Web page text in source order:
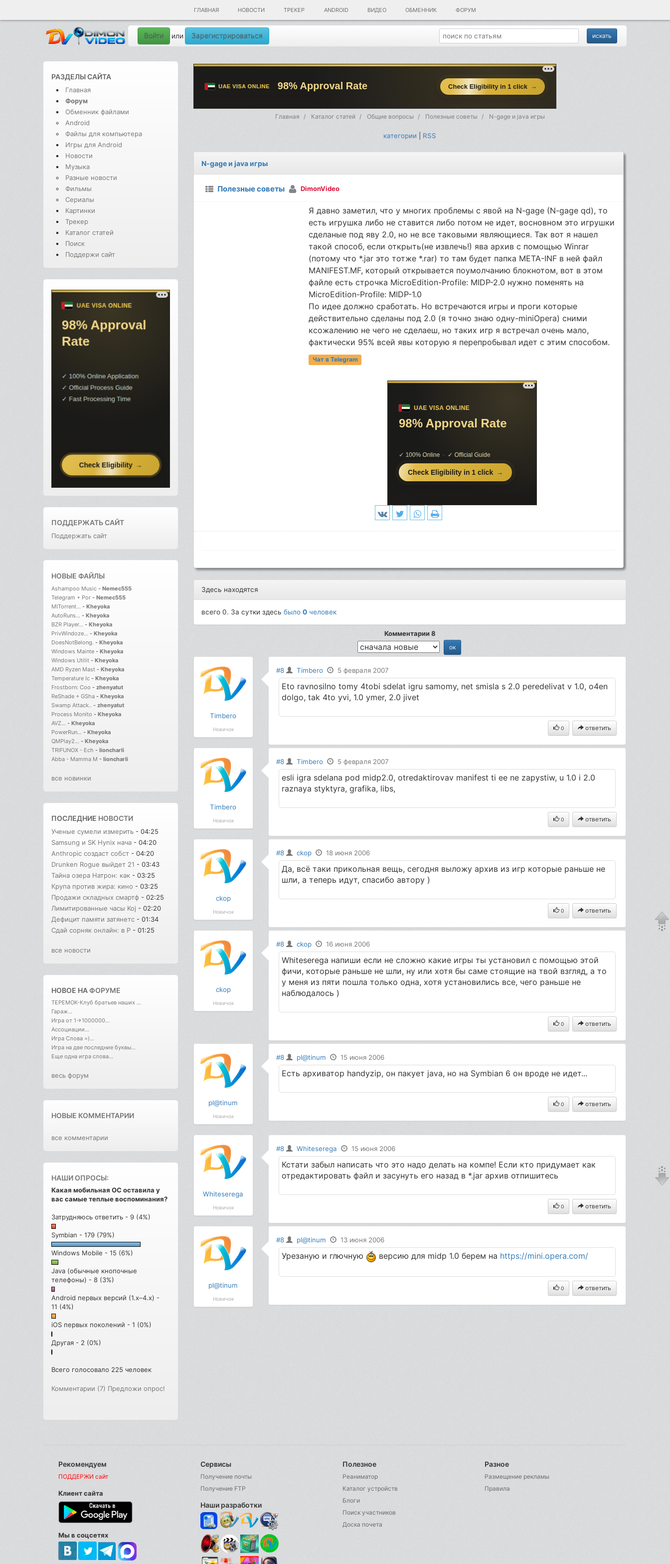
ГЛАВНАЯ НОВОСТИ ТРЕКЕР ANDROID ВИДЕО ОБМЕННИК ФОРУМ
Войти или Зарегистрироваться
РАЗДЕЛЫ САЙТА
Главная
Форум
Обменник файлами
Android
Файлы для компьютера
Игры для Android
Новости
Музыка
Разные новости
Фильмы
Сериалы
Картинки
Трекер
Каталог статей
Поиск
Поддержи сайт
ПОДДЕРЖАТЬ САЙТ
Поддержать сайт
НОВЫЕ ФАЙЛЫ
Ashampoo Music - Nemec555
Telegram + Por - Nemec555
MITorrent... - Kheyoka
AutoRuns... - Kheyoka
BZR Player... - Kheyoka
PrivWindoze... - Kheyoka
DoesNotBelong. - Kheyoka
Windows Mainte - Kheyoka
Windows Utilit - Kheyoka
AMD Ryzen Mast - Kheyoka
Temperature Ic - Kheyoka
Frostborn: Coo - zhenyatut
ReShade + GSha - Kheyoka
Swamp Attack.. - zhenyatut
Process Monito - Kheyoka
AVZ... - Kheyoka
PowerRun... - Kheyoka
QMPlay2... - Kheyoka
TRIFUNOX - Ech - lioncharli
Abba - Mamma M - lioncharli
все новинки
ПОСЛЕДНИЕ НОВОСТИ
Ученые сумели измерить - 04:25
Samsung и SK Hynix нача - 04:20
Anthropic создаст собст - 04:20
Drunken Rogue выйдет 21 - 03:43
Тайна озера Натрон: как - 03:25
Крупа против жира: кино - 03:25
Продажи складных смартф - 02:25
Лимитированные часы Koj - 02:20
Дефицит памяти затянетс - 01:34
Сдай сорняк онлайн: в Р - 01:25
все новости
НОВОЕ НАФОРУМЕ
ТЕРЕМОК-Клуб братьев наших ...
Гараж...
Игра от 1->1000000...
Ассоциации...
Игра Слова =)...
Игра на две последние буквы...
Еще одна игра слова...
весь форум
НОВЫЕ КОММЕНТАРИИ
все комментарии
НАШИ ОПРОСЫ:
Какая мобильная ОС оставила у
вас самые теплые воспоминания?
Затрудняюсь ответить - 9 (4%)
Symbian - 179 (79%)
Windows Mobile - 15 (6%)
Java (обычные кнопочные
телефоны) - 8 (3%)
Android первых версий (1.x–4.x) -
11 (4%)
iOS первых поколений - 1 (0%)
Другая - 2 (0%)
Всего голосовало 225 человек
Комментарии (7) Предложи опрос!
Главная Каталог статей Общие вопросы Полезные советы N-gage и java игры
категории RSS
N-gage и java игры
Полезные советы DimonVideo
Я давно заметил, что у многих проблемы с явой на N-gage (N-gage qd), то
есть игрушка либо не ставится либо потом не идет, восновном это игрушки
сделаные под яву 2.0, но не все таковыми являющиеся. Так вот я нашел
такой способ, если открыть(не извлечь!) ява архив с помощью Winrar
(потому что *.jar это тотже *.rar) то там будет папка META-INF в ней файл
MANIFEST.MF, который открывается поумолчанию блокнотом, вот в этом
файле есть строчка MicroEdition-Profile: MIDP-2.0 нужно поменять на
MicroEdition-Profile: MIDP-1.0
По идее должно сработать. Но встречаются игры и проги которые
действительно сделаны под 2.0 (я точно знаю одну-miniOpera) сними
ксожалению не чего не сделаеш, но таких игр я встречал очень мало,
фактически 95% всей явы которую я перепробывал идет с этим способом.
Чат в Telegram
Здесь находятся
всего 0. За сутки здесьбыло0 человек
Комментарии 8
Timbero
Новичок
#8 Timbero 5 февраля 2007
Eto ravnosilno tomy 4tobi sdelat igru samomy, net smisla s 2.0 peredelivat v 1.0, o4en
dolgo, tak 4to yvi, 1.0 ymer, 2.0 jivet
0 ответить
Timbero
Новичок
#8 Timbero 5 февраля 2007
esli igra sdelana pod midp2.0, otredaktirovav manifest ti ee ne zapystiw, u 1.0 i 2.0
raznaya styktyra, grafika, libs,
0 ответить
ckop
Новичок
#8 ckop 18 июня 2006
Да, всё таки прикольная вещь, сегодня выложу архив из игр которые раньше не
шли, а теперь идут, спасибо автору )
0 ответить
ckop
Новичок
#8 ckop 16 июня 2006
Whiteserega напиши если не сложно какие игры ты установил с помощью этой
фичи, которые раньше не шли, ну или хотя бы саме стоящие на твой взгляд, а то
у меня из пяти пошла только одна, хотя установились все, чего раньше не
наблюдалось )
0 ответить
pl@tinum
Новичок
#8 pl@tinum 15 июня 2006
Есть архиватор handyzip, он пакует java, но на Symbian 6 он вроде не идет...
0 ответить
Whiteserega
Новичок
#8 Whiteserega 15 июня 2006
Кстати забыл написать что это надо делать на компе! Если кто придумает как
отредактировать файл и засунуть его назад в *.jar архив отпишитесь
0 ответить
pl@tinum
Новичок
#8 pl@tinum 13 июня 2006
Урезаную и глючную версию для midp 1.0 берем на https://mini.opera.com/
0 ответить
Рекомендуем
ПОДДЕРЖИ сайт
Клиент сайта
Мы в соцсетях
Сервисы
Получение почты
Получение FTP
Наши разработки
Полезное
Реаниматор
Каталог устройств
Блоги
Поиск участников
Доска почета
Разное
Размещение рекламы
Правила